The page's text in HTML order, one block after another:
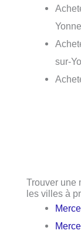
sur-
Trouver une
les villes à